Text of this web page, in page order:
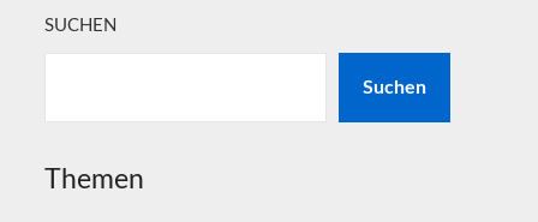
SUCHEN
Suchen
Themen